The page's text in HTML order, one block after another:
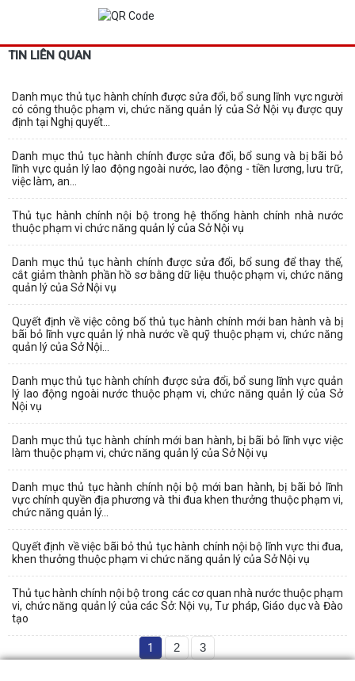
TIN LIÊN QUAN
Danh mục thủ tục hành chính được sửa đổi, bổ sung lĩnh vực người
có công thuộc phạm vi, chức năng quản lý của Sở Nội vụ được quy
định tại Nghị quyết...
Danh mục thủ tục hành chính được sửa đổi, bổ sung và bị bãi bỏ
lĩnh vực quản lý lao động ngoài nước, lao động - tiền lương, lưu trữ,
việc làm, an...
Thủ tục hành chính nội bộ trong hệ thống hành chính nhà nước
thuộc phạm vi chức năng quản lý của Sở Nội vụ
Danh mục thủ tục hành chính được sửa đổi, bổ sung để thay thế,
cắt giảm thành phần hồ sơ bằng dữ liệu thuộc phạm vi, chức năng
quản lý của Sở Nội vụ
Quyết định về việc công bố thủ tục hành chính mới ban hành và bị
bãi bỏ lĩnh vực quản lý nhà nước về quỹ thuộc phạm vi, chức năng
quản lý của Sở Nội...
Danh mục thủ tục hành chính được sửa đổi, bổ sung lĩnh vực quản
lý lao động ngoài nước thuộc phạm vi, chức năng quản lý của Sở
Nội vụ
Danh mục thủ tục hành chính mới ban hành, bị bãi bỏ lĩnh vực việc
làm thuộc phạm vi, chức năng quản lý của Sở Nội vụ
Danh mục thủ tục hành chính nội bộ mới ban hành, bị bãi bỏ lĩnh
vực chính quyền địa phương và thi đua khen thưởng thuộc phạm vi,
chức năng quản lý...
Quyết định về việc bãi bỏ thủ tục hành chính nội bộ lĩnh vực thi đua,
khen thưởng thuộc phạm vi chức năng quản lý của Sở Nội vụ
Thủ tục hành chính nội bộ trong các cơ quan nhà nước thuộc phạm
vi, chức năng quản lý của các Sở: Nội vụ, Tư pháp, Giáo dục và Đào
tạo
1 2 3